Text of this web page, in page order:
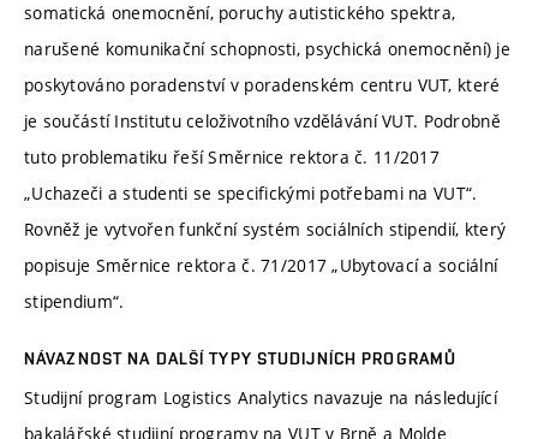
somatická onemocnění, poruchy autistického spektra,
narušené komunikační schopnosti, psychická onemocnění) je
poskytováno poradenství v poradenském centru VUT, které
je součástí Institutu celoživotního vzdělávání VUT. Podrobně
tuto problematiku řeší Směrnice rektora č. 11/2017
„Uchazeči a studenti se specifickými potřebami na VUT“.
Rovněž je vytvořen funkční systém sociálních stipendií, který
popisuje Směrnice rektora č. 71/2017 „Ubytovací a sociální
stipendium“.
NÁVAZNOST NA DALŠÍ TYPY STUDIJNÍCH PROGRAMŮ
Studijní program Logistics Analytics navazuje na následující
bakalářské studijní programy na VUT v Brně a Molde